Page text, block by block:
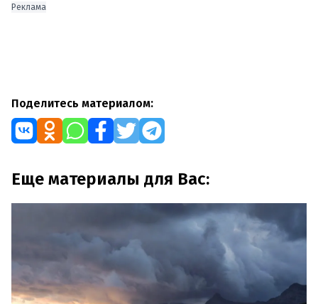
Реклама
Поделитесь материалом:
Еще материалы для Вас: